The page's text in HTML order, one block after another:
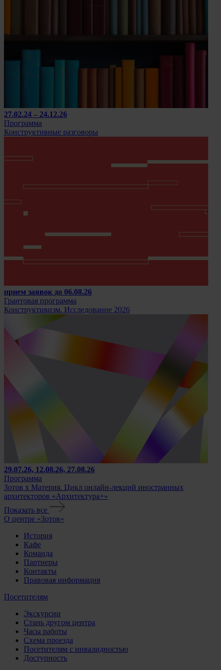
27.02.24 – 24.12.26
Программа
Конструктивные разговоры
прием заявок до 06.08.26
Грантовая программа
Конструктивизм. Исследование 2026
29.07.26, 12.08.26, 27.08.26
Программа
Зотов х Материя. Цикл онлайн-лекций иностранных
архитекторов «Архитектура+»
Показать все
О центре «Зотов»
История
Кафе
Команда
Партнеры
Контакты
Правовая информация
Посетителям
Экскурсии
Стань другом центра
Часы работы
Схема проезда
Посетителям с инвалидностью
Доступность